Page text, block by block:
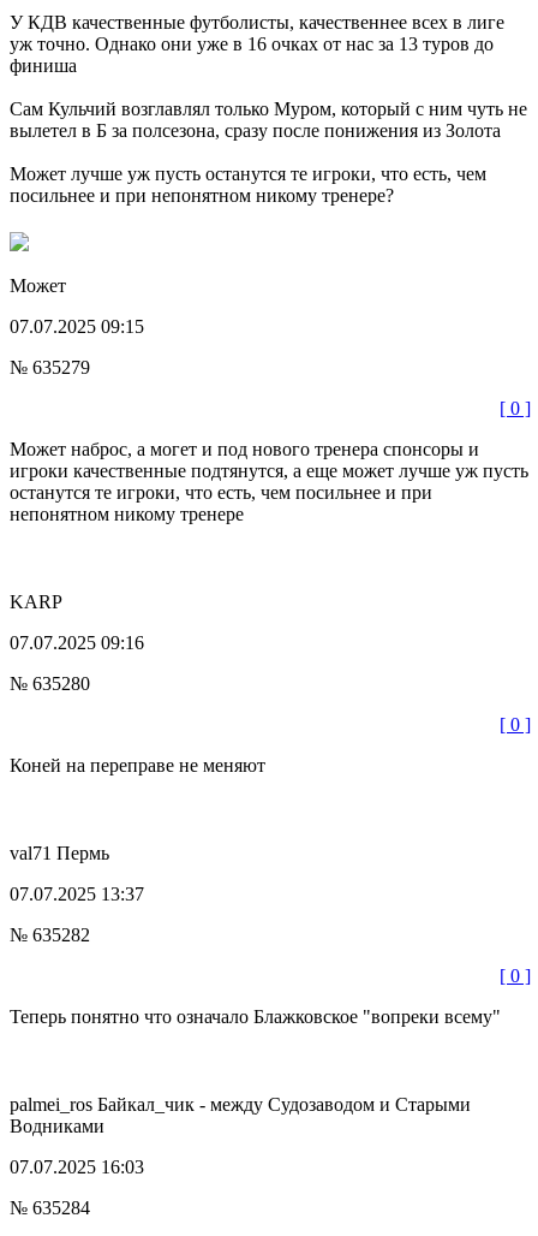
У КДВ качественные футболисты, качественнее всех в лиге
уж точно. Однако они уже в 16 очках от нас за 13 туров до
финиша
Сам Кульчий возглавлял только Муром, который с ним чуть не
вылетел в Б за полсезона, сразу после понижения из Золота
Может лучше уж пусть останутся те игроки, что есть, чем
посильнее и при непонятном никому тренере?
Мoжет
07.07.2025 09:15
№ 635279
[ 0 ]
Может наброс, а могет и под нового тренера спонсоры и
игроки качественные подтянутся, а еще может лучше уж пусть
останутся те игроки, что есть, чем посильнее и при
непонятном никому тренере
KARP
07.07.2025 09:16
№ 635280
[ 0 ]
Коней на переправе не меняют
val71 Пермь
07.07.2025 13:37
№ 635282
[ 0 ]
Теперь понятно что означало Блажковское "вопреки всему"
palmei_ros Байкал_чик - между Судозаводом и Старыми
Водниками
07.07.2025 16:03
№ 635284